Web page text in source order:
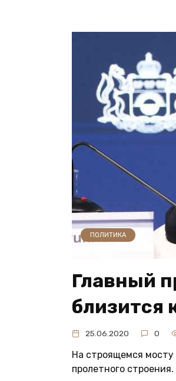
ПОЛИТИКА
Главный
близится
25.06.2020 0
На строящемся
пролетного